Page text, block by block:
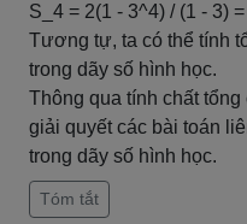
S_4 = 2(1 - 3^4) / (1 - 3)
Tương tự, ta có thể tính
trong dãy số hình học.
Thông qua tính chất
giải quyết các bài toán
trong dãy số hình học.
Tóm tắt